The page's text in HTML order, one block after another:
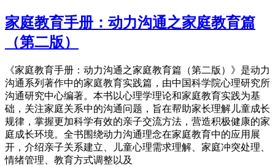
家庭教育手册：动力沟通之家庭教育篇
（第二版）
《家庭教育手册：动力沟通之家庭教育篇（第二版）》是动力
沟通系列著作中的家庭教育实践篇，由中国科学院心理研究所
沟通研究中心编著。本书以心理学理论和家庭教育实践为基
础，关注家庭关系中的沟通问题，旨在帮助家长理解儿童成长
规律，掌握更加科学有效的亲子交流方法，营造积极健康的家
庭成长环境。全书围绕动力沟通理念在家庭教育中的应用展
开，介绍亲子关系建立、儿童心理需求理解、家庭冲突处理、
情绪管理、教育方式调整以及